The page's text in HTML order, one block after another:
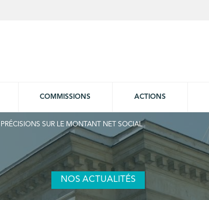
COMMISSIONS ACTIONS
SUR LE MONTANT NET SOCIAL
NOS ACTUALITÉS